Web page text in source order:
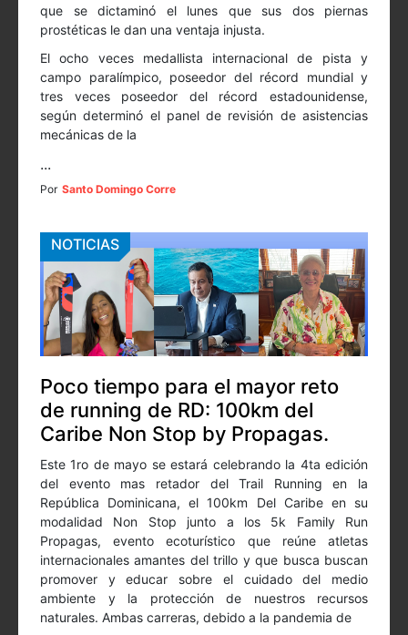
que se dictaminó el lunes que sus dos piernas
prostéticas le dan una ventaja injusta.
El ocho veces medallista internacional de pista y
campo paralímpico, poseedor del récord mundial y
tres veces poseedor del récord estadounidense,
según determinó el panel de revisión de asistencias
mecánicas de la
...
Por Santo Domingo Corre
NOTICIAS
Poco tiempo para el mayor reto
de running de RD: 100km del
Caribe Non Stop by Propagas.
Este 1ro de mayo se estará celebrando la 4ta edición
del evento mas retador del Trail Running en la
República Dominicana, el 100km Del Caribe en su
modalidad Non Stop junto a los 5k Family Run
Propagas, evento ecoturístico que reúne atletas
internacionales amantes del trillo y que busca buscan
promover y educar sobre el cuidado del medio
ambiente y la protección de nuestros recursos
naturales. Ambas carreras, debido a la pandemia de